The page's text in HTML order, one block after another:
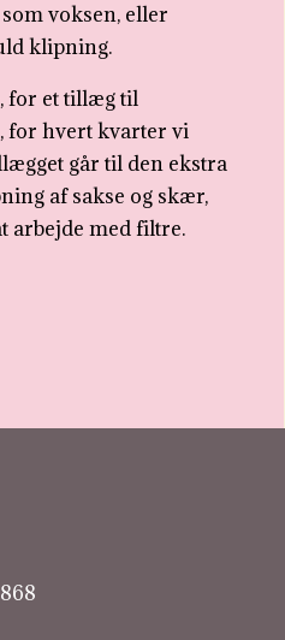
voksen, eller
klipning.
for et tillæg til
for hvert kvarter vi
går til den ekstra
af sakse og skær,
arbejde med filtre.